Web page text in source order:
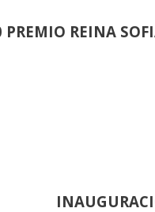
PREMIO REINA